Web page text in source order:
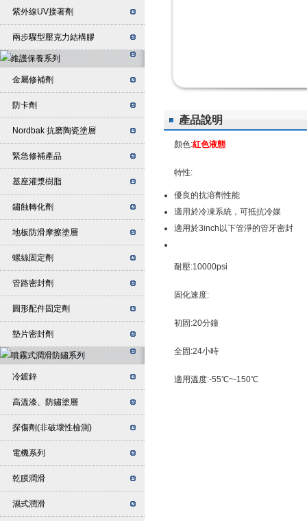
紫外線UV接著劑
兩步驟型壓克力結構膠
金屬修補劑
防卡劑
Nordbak 抗磨陶瓷塗層
緊急修補產品
基座灌漿樹脂
鏽蝕轉化劑
地板防滑摩擦塗層
螺絲固定劑
管路密封劑
圓形配件固定劑
墊片密封劑
冷鍍鋅
高溫漆、防鏽塗層
探傷劑(非破壞性檢測)
電機系列
乾膜潤滑
濕式潤滑
產品說明
顏色:紅色液態
特性:
優良的抗溶劑性能
適用於冷凍系統，可抵抗冷媒
適用於3inch以下管淨的管牙密封
耐壓:10000psi
固化速度:
初固:20分鐘
全固:24小時
適用溫度:-55℃~-150℃